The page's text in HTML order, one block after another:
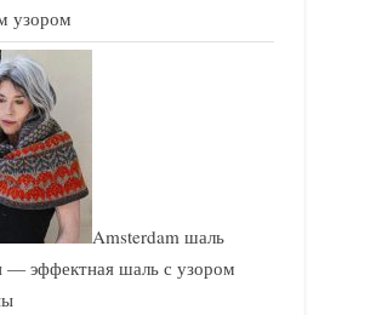
узором
Amsterdam шаль
— эффектная шаль с узором